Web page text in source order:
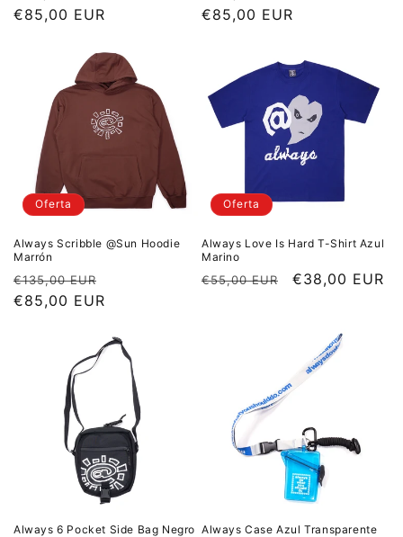
€85,00 EUR
€85,00 EUR
Oferta
Always Scribble @Sun Hoodie
Marrón
Precio habitual
€135,00 EUR
Precio de oferta
€85,00 EUR
Oferta
Always Love Is Hard T-Shirt Azul
Marino
Precio habitual
€55,00 EUR Precio de
€38,00 EUR
Always 6 Pocket Side Bag Negro Always Case Azul Transparente